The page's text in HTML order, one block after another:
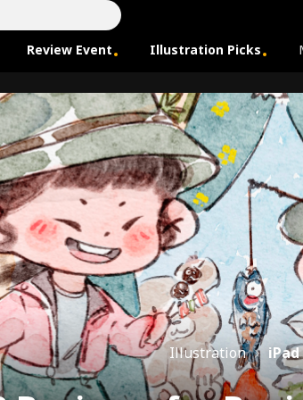
Review Event Illustration Picks
Illustration